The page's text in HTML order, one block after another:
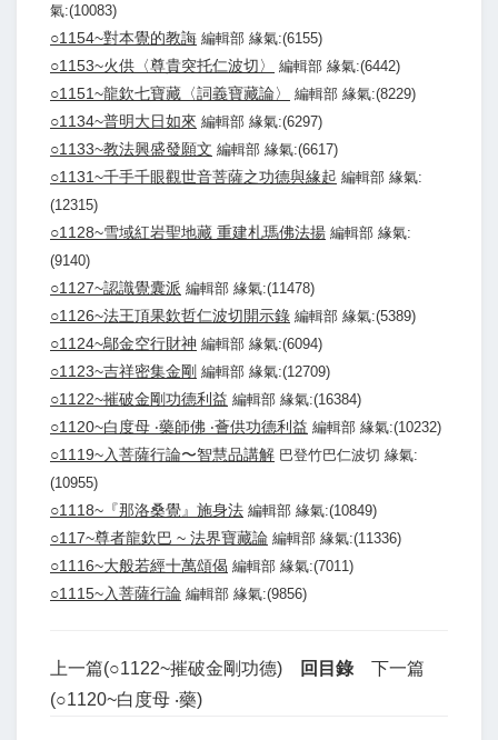
氣:(10083)
○1154~對本覺的教誨 編輯部 緣氣:(6155)
○1153~火供〈尊貴突托仁波切〉 編輯部 緣氣:(6442)
○1151~龍欽七寶藏〈詞義寶藏論〉 編輯部 緣氣:(8229)
○1134~普明大日如來 編輯部 緣氣:(6297)
○1133~教法興盛發願文 編輯部 緣氣:(6617)
○1131~千手千眼觀世音菩薩之功德與緣起 編輯部 緣氣:
(12315)
○1128~雪域紅岩聖地藏 重建札瑪佛法揚 編輯部 緣氣:
(9140)
○1127~認識覺囊派 編輯部 緣氣:(11478)
○1126~法王頂果欽哲仁波切開示錄 編輯部 緣氣:(5389)
○1124~鄔金空行財神 編輯部 緣氣:(6094)
○1123~吉祥密集金剛 編輯部 緣氣:(12709)
○1122~摧破金剛功德利益 編輯部 緣氣:(16384)
○1120~白度母 ‧藥師佛 ‧薈供功德利益 編輯部 緣氣:(10232)
○1119~入菩薩行論〜智慧品講解 巴登竹巴仁波切 緣氣:
(10955)
○1118~『那洛桑覺』施身法 編輯部 緣氣:(10849)
○117~尊者龍欽巴 ~ 法界寶藏論 編輯部 緣氣:(11336)
○1116~大般若經十萬頌偈 編輯部 緣氣:(7011)
○1115~入菩薩行論 編輯部 緣氣:(9856)
上一篇(○1122~摧破金剛功德) 回目錄
下一篇
(○1120~白度母 ‧藥)